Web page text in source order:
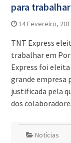
para
14 Fevereiro,
TNT Express
trabalhar em
Express foi
grande empresa
justificada pela
dos
Notícias